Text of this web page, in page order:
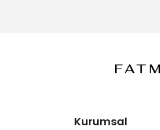
Kurumsal